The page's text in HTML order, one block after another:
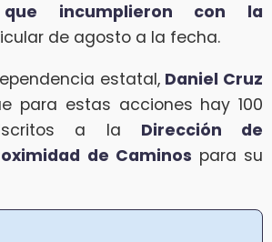
que incumplieron con la
de agosto a la fecha.
estatal, Daniel Cruz
para estas acciones hay 100
a la Dirección de
de Caminos para su